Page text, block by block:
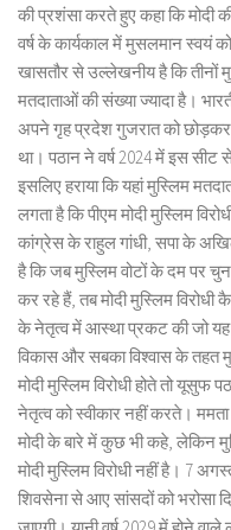
की प्रशंसा करते हुए कहा कि मोदी
वर्ष के कार्यकाल में मुसलमान स्वयं
खासतौर से उल्लेखनीय है कि तीनों
मतदाताओं की संख्या ज्यादा है।
अपने गृह प्रदेश गुजरात को छोड़कर
था। पठान ने वर्ष 2024 में इस सीट
इसलिए हराया कि यहां मुस्लिम
लगता है कि पीएम मोदी मुस्लिम
कांग्रेस के राहुल गांधी, सपा के
है कि जब मुस्लिम वोटों के दम पर
कर रहे हैं, तब मोदी मुस्लिम विरोधी
के नेतृत्व में आस्था प्रकट की जो यह
विकास और सबका विश्वास के तहत
मोदी मुस्लिम विरोधी होते तो यूसुफ
नेतृत्व को स्वीकार नहीं करते।
मोदी के बारे में कुछ भी कहे, लेकिन
मोदी मुस्लिम विरोधी नहीं है। 7
शिवसेना से आए सांसदों को भरोसा